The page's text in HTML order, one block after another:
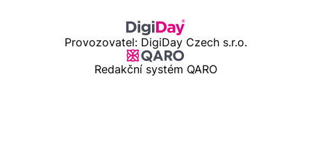
Provozovatel: DigiDay Czech s.r.o.
Redakční systém QARO